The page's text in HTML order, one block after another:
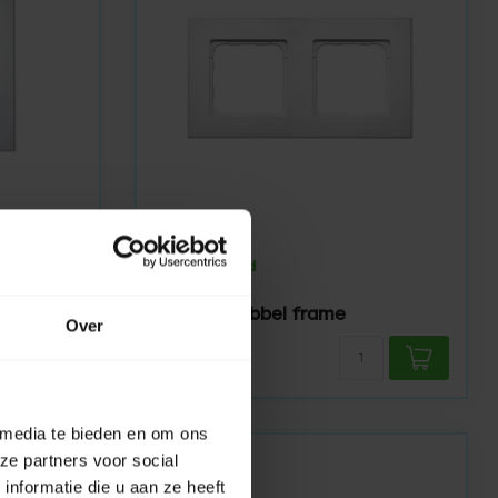
Over
te bieden en om ons
partners voor social
die u aan ze heeft
SOMFY
Op voorraad
Smoove dubbel frame